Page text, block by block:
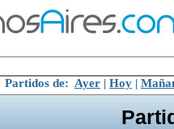
Partidos de: Ayer | Hoy |